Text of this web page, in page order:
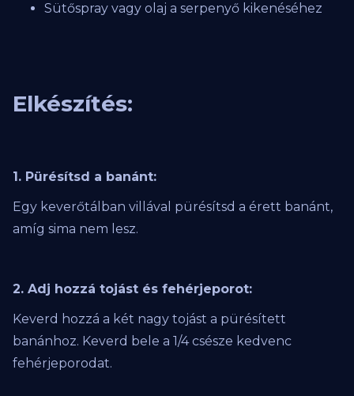
Sütőspray vagy olaj a serpenyő kikenéséhez
Elkészítés:
1. Pürésítsd a banánt:
Egy keverőtálban villával pürésítsd a érett banánt,
amíg sima nem lesz.
2. Adj hozzá tojást és fehérjeporot:
Keverd hozzá a két nagy tojást a pürésített
banánhoz. Keverd bele a 1/4 csésze kedvenc
fehérjeporodat.